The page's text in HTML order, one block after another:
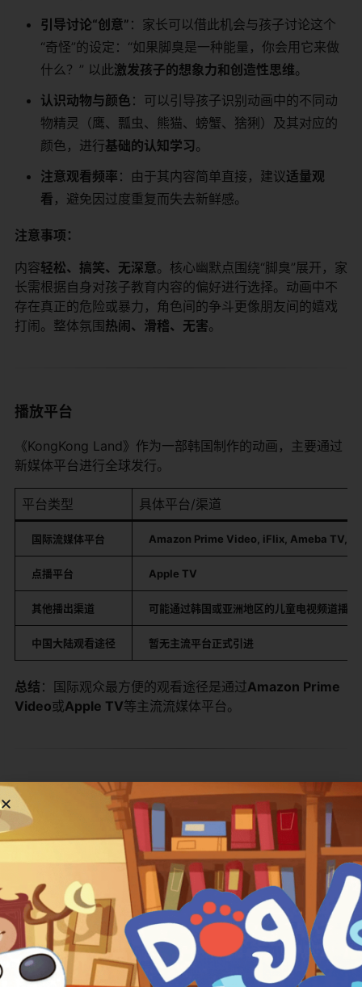
引导讨论“创意” ：家长可以借此机会与孩子讨论这个
“奇怪”的设定：“如果脚臭是一种能量，你会用它来做
什么？” 以此激发孩子的想象力和创造性思维。
认识动物与颜色 ：可以引导孩子识别动画中的不同动
物精灵（鹰、瓢虫、熊猫、螃蟹、猞猁）及其对应的
颜色，进行基础的认知学习 。
注意观看频率 ：由于其内容简单直接，建议适量观
看 ，避免因过度重复而失去新鲜感。
注意事项：
内容轻松、搞笑、无深意。核心幽默点围绕“脚臭”展开，家
长需根据自身对孩子教育内容的偏好进行选择。动画中不
存在真正的危险或暴力，角色间的争斗更像朋友间的嬉戏
打闹。整体氛围热闹、滑稽、无害。
播放平台
《KongKong Land》作为一部韩国制作的动画，主要通过
新媒体平台进行全球发行。
平台类型 具体平台/渠道
国际流媒体平台 Amazon Prime Video, iFlix, Ameba TV,
点播平台 Apple TV
其他播出渠道 可能通过韩国或亚洲地区的儿童电视频道播出
中国大陆观看途径 暂无主流平台正式引进
总结 ：国际观众最方便的观看途径是通过Amazon Prime
Video或Apple TV等主流流媒体平台。
角色与故事
故事在一个充满童趣的“KongKong Land”主题公园里展
开，但主角们的家却在一个意想不到的地方——一台巨大
的鞋子自动售卖机内部。这里住着一群可爱的动物精灵，
它们的日常就是等待孩子们来买鞋，然后争夺那些被穿过
的、充满“脚臭能量”的鞋子。每一集都是一个独立的迷你闹
剧：可能是精灵们为了争夺一颗新掉落的“脚臭能量珠”而展
开一场滑稽的篮球赛；可能是淘气的里奥猫偷了能量珠后
被守护者佩里追得满世界跑；也可能是潘吸收了过多能量
后变成了“臭臭战士”，引发一连串笑话。它们的行动逻辑简